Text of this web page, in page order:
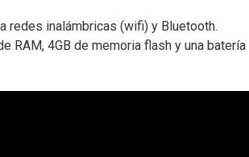
redes inalámbricas (wifi) y Bluetooth.
RAM, 4GB de memoria flash y una batería